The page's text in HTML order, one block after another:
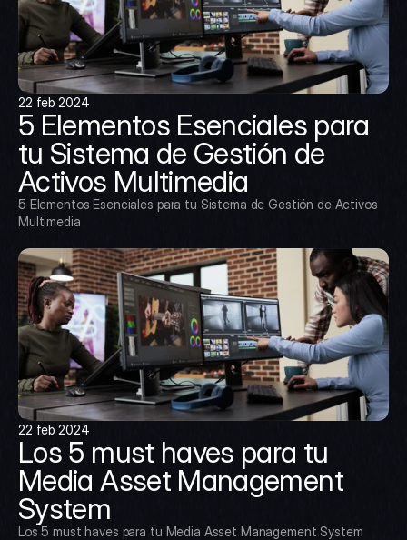
22 feb 2024
5 Elementos Esenciales para
tu Sistema de Gestión de
Activos Multimedia
5 Elementos Esenciales para tu Sistema de Gestión de Activos
Multimedia
22 feb 2024
Los 5 must haves para tu
Media Asset Management
System
Los 5 must haves para tu Media Asset Management System